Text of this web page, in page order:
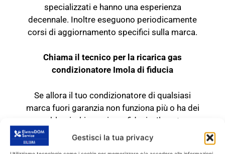
Gestisci la tua privacy
specializzati e hanno una esperienza
decennale. Inoltre eseguono periodicamente
corsi di aggiornamento specifici sulla marca.
Chiama il tecnico per la ricarica gas
condizionatore Imola di fiducia
Se allora il tuo condizionatore di qualsiasi
marca fuori garanzia non funziona più o ha dei
problemi, chiamaci con fiducia. Il nostro
servizio di ricarica gas condizionatore Imola
esegue riparazioni e assistenza entro 24 o 48